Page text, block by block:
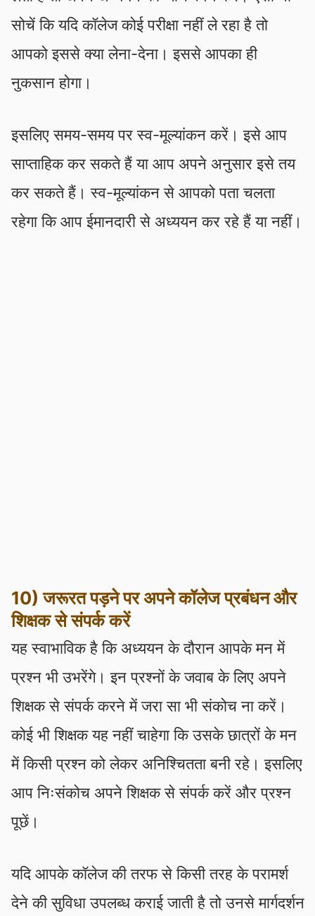
सोचें कि यदि कॉलेज कोई परीक्षा नहीं ले रहा है तो
आपको इससे क्या लेना-देना। इससे आपका ही
नुकसान होगा।
इसलिए समय-समय पर स्व-मूल्यांकन करें। इसे आप
साप्ताहिक कर सकते हैं या आप अपने अनुसार इसे तय
कर सकते हैं। स्व-मूल्यांकन से आपको पता चलता
रहेगा कि आप ईमानदारी से अध्ययन कर रहे हैं या नहीं।
10) जरूरत पड़ने पर अपने कॉलेज प्रबंधन और
शिक्षक से संपर्क करें
यह स्वाभाविक है कि अध्ययन के दौरान आपके मन में
प्रश्न भी उभरेंगे। इन प्रश्नों के जवाब के लिए अपने
शिक्षक से संपर्क करने में जरा सा भी संकोच ना करें।
कोई भी शिक्षक यह नहीं चाहेगा कि उसके छात्रों के मन
में किसी प्रश्न को लेकर अनिश्चितता बनी रहे। इसलिए
आप निःसंकोच अपने शिक्षक से संपर्क करें और प्रश्न
पूछें।
यदि आपके कॉलेज की तरफ से किसी तरह के परामर्श
देने की सुविधा उपलब्ध कराई जाती है तो उनसे मार्गदर्शन